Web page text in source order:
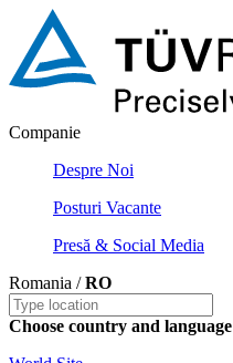
Companie
Despre Noi
Posturi Vacante
Presă & Social Media
Romania /RO
Choose country and language